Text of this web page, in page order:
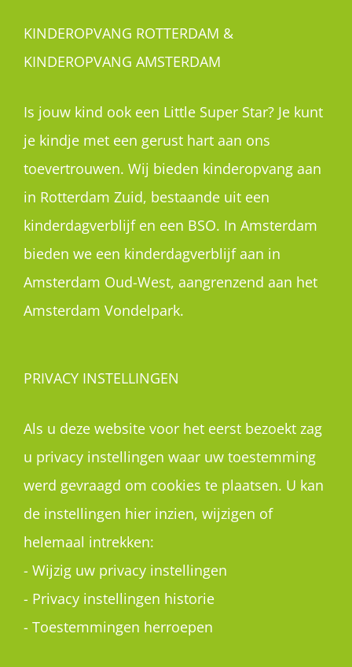
KINDEROPVANG ROTTERDAM &
KINDEROPVANG AMSTERDAM
Is jouw kind ook een Little Super Star? Je kunt
je kindje met een gerust hart aan ons
toevertrouwen. Wij bieden kinderopvang aan
in Rotterdam Zuid, bestaande uit een
kinderdagverblijf en een BSO. In Amsterdam
bieden we een kinderdagverblijf aan in
Amsterdam Oud-West, aangrenzend aan het
Amsterdam Vondelpark.
PRIVACY INSTELLINGEN
Als u deze website voor het eerst bezoekt zag
u privacy instellingen waar uw toestemming
werd gevraagd om cookies te plaatsen. U kan
de instellingen hier inzien, wijzigen of
helemaal intrekken:
- Wijzig uw privacy instellingen
- Privacy instellingen historie
- Toestemmingen herroepen